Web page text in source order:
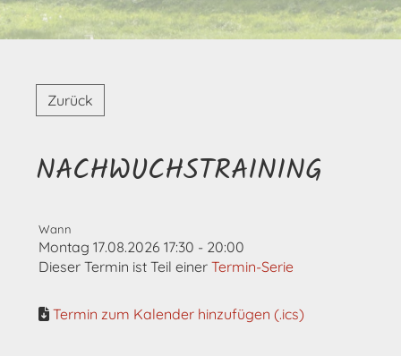
Zurück
NACHWUCHSTRAINING
Wann
Montag 17.08.2026 17:30 - 20:00
Dieser Termin ist Teil einer Termin-Serie
Termin zum Kalender hinzufügen (.ics)